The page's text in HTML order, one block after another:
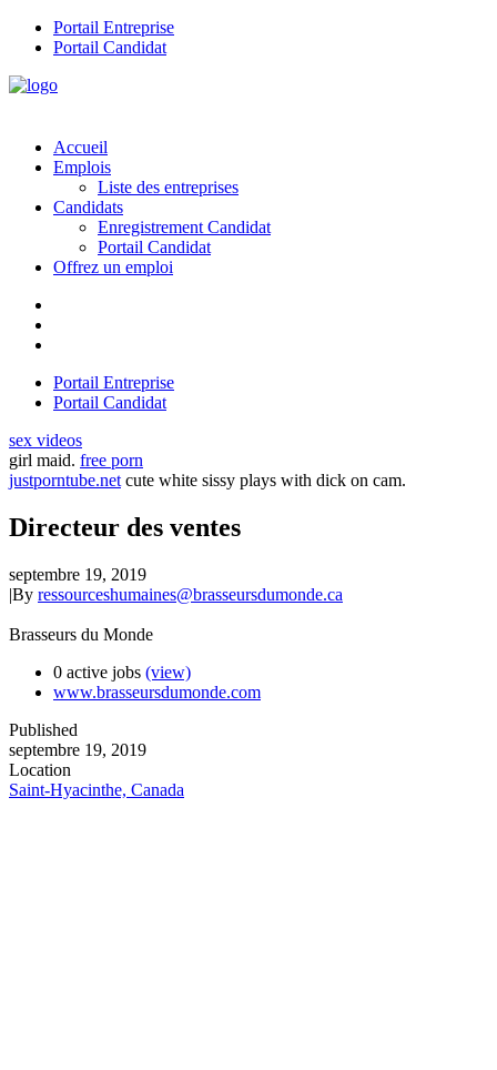
Portail Entreprise
Portail Candidat
Accueil
Emplois
Liste des entreprises
Candidats
Enregistrement Candidat
Portail Candidat
Offrez un emploi
Portail Entreprise
Portail Candidat
sex videos
girl maid. free porn
justporntube.net cute white sissy plays with dick on cam.
Directeur des ventes
septembre 19, 2019
|By ressourceshumaines@brasseursdumonde.ca
Brasseurs du Monde
0 active jobs (view)
www.brasseursdumonde.com
Published
septembre 19, 2019
Location
Saint-Hyacinthe, Canada